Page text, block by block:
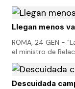
Llegan menos
ROMA, 24 GEN -
el ministro de
Descuidada